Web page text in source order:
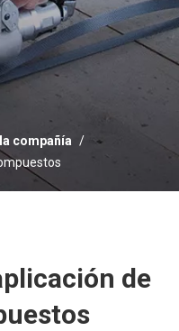
compañía /
de